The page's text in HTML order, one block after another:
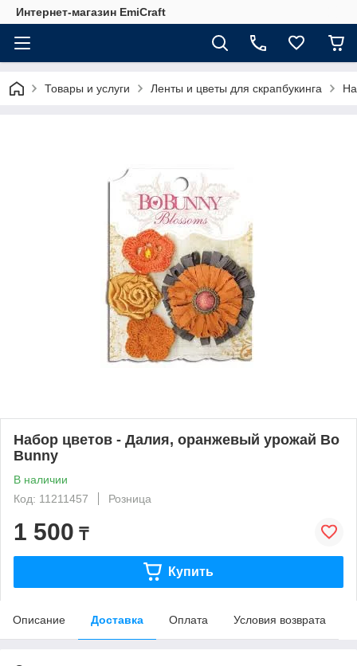
Интернет-магазин EmiCraft
Товары и услуги Ленты и цветы для скрапбукинга
Набор цветов - Далия, оранжевый урожай Bo
Bunny
В наличии
Код: 11211457
Розница
1 500 ₸
Купить
Описание Доставка Оплата Условия возврата